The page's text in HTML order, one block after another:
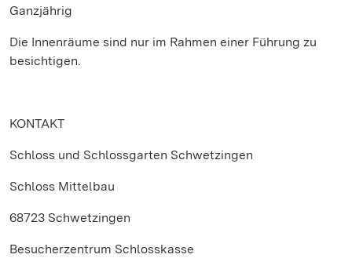
Ganzjährig
Die Innenräume sind nur im Rahmen einer Führung zu
besichtigen.
KONTAKT
Schloss und Schlossgarten Schwetzingen
Schloss Mittelbau
68723 Schwetzingen
Besucherzentrum Schlosskasse